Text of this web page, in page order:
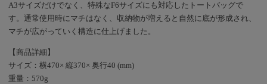
A3サイズだけでなく、特殊なF6サイズにも対応したトートバッグで
す。通常使用時にマチはなく、収納物が増えると自然に底が形成され、
マチが広がっていく構造に仕上げました。
【商品詳細】
サイズ：横470× 縦370× 奥行40 (mm)
重量：570g